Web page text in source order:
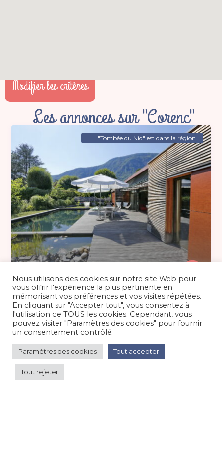
Modifier les critères
Les annonces sur "Corenc"
"Tombée du Nid" est dans la région
Maison proche Grenoble au calme
avec jardin et piscine...
Maison/villa/chalet/gîte/Grande ville
Nous utilisons des cookies sur notre site Web pour
vous offrir l'expérience la plus pertinente en
mémorisant vos préférences et vos visites répétées.
En cliquant sur "Accepter tout", vous consentez à
l'utilisation de TOUS les cookies. Cependant, vous
pouvez visiter "Paramètres des cookies" pour fournir
un consentement contrôlé.
Paramètres des cookies Tout accepter
Tout rejeter